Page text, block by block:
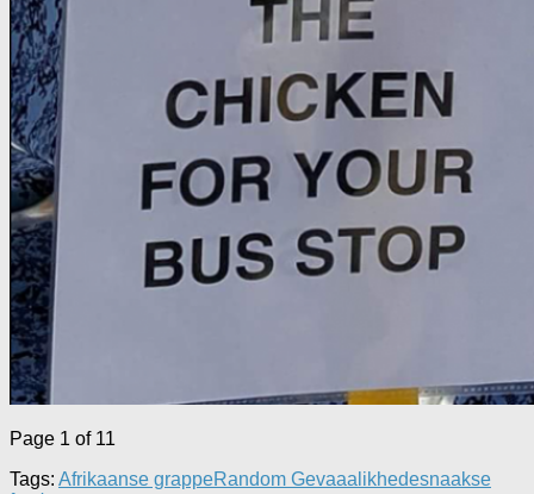
Page 1 of 11
Tags: Afrikaanse grappeRandom Gevaaalikhedesnaakse